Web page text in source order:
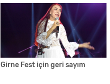
Girne Fest için geri sayım